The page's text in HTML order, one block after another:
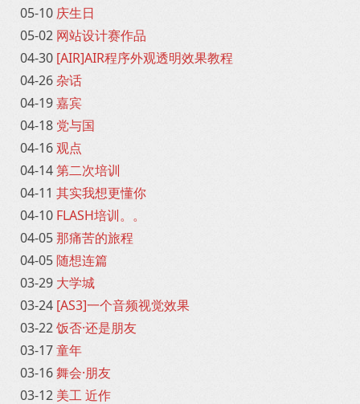
05-10 庆生日
05-02 网站设计赛作品
04-30 [AIR]AIR程序外观透明效果教程
04-26杂话
04-19嘉宾
04-18 党与国
04-16观点
04-14第二次培训
04-11 其实我想更懂你
04-10 FLASH培训。。
04-05那痛苦的旅程
04-05随想连篇
03-29 大学城
03-24 [AS3]一个音频视觉效果
03-22饭否·还是朋友
03-17童年
03-16舞会·朋友
03-12 美工 近作